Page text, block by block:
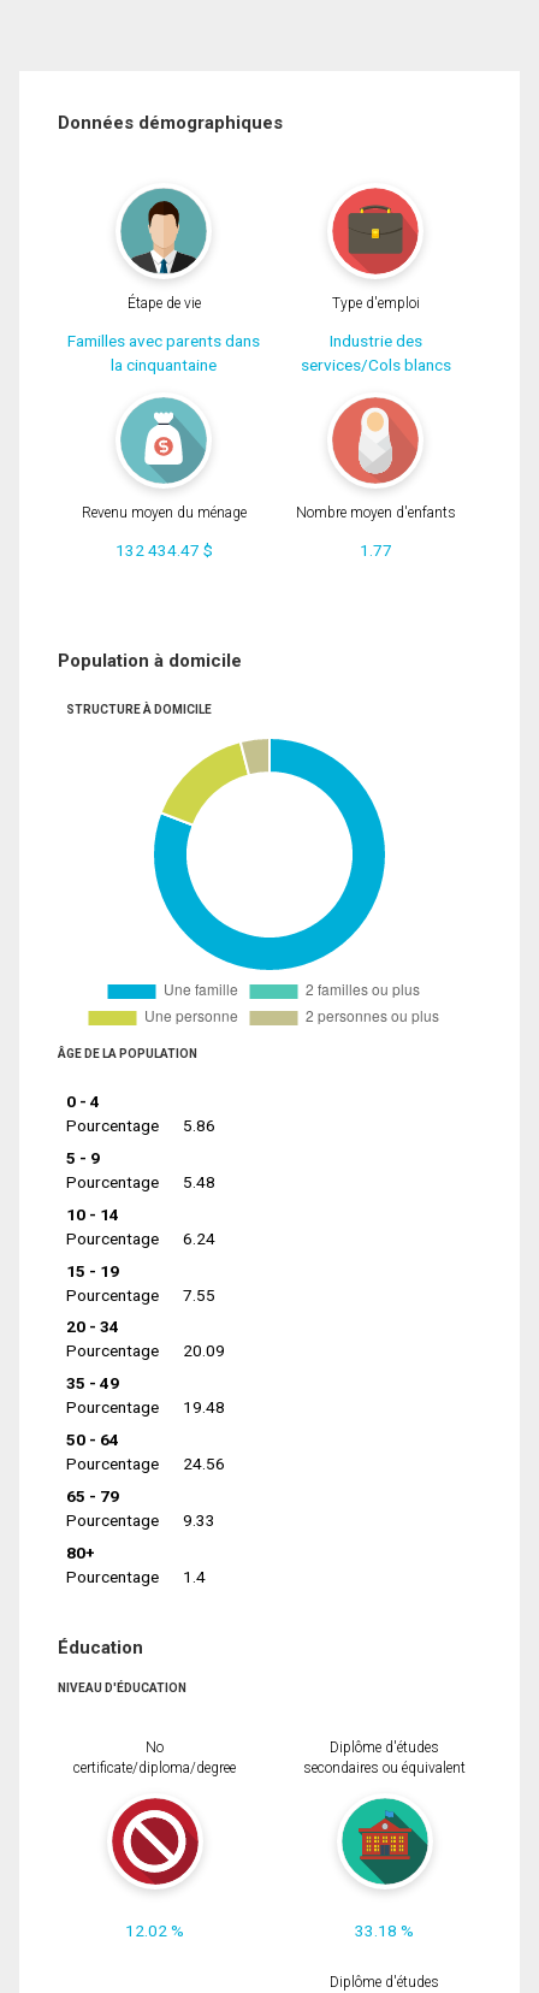
Données démographiques
Étape de vie
Familles avec parents dans
la cinquantaine
Type d'emploi
Industrie des
services/Cols blancs
Revenu moyen du ménage
132 434.47 $
Nombre moyen d'enfants
1.77
Population à domicile
STRUCTURE À DOMICILE
ÂGE DE LA POPULATION
0 - 4
Pourcentage
5.86
5 - 9
Pourcentage
5.48
10 - 14
Pourcentage
6.24
15 - 19
Pourcentage
7.55
20 - 34
Pourcentage
20.09
35 - 49
Pourcentage
19.48
50 - 64
Pourcentage
24.56
65 - 79
Pourcentage
9.33
80+
Pourcentage
1.4
Éducation
NIVEAU D'ÉDUCATION
No
certificate/diploma/degree
12.02 %
Diplôme d'études
secondaires ou équivalent
33.18 %
Diplôme d'études